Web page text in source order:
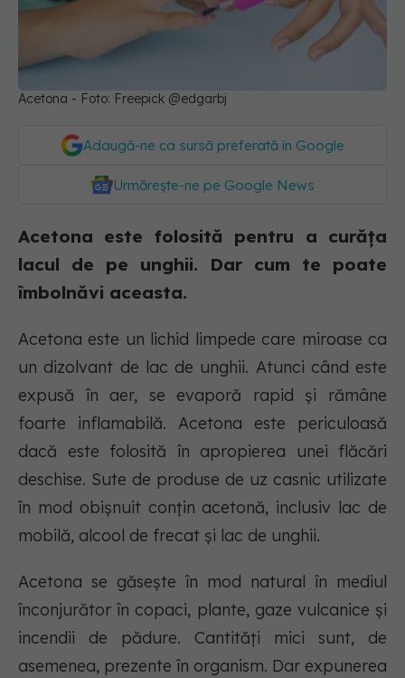
Acetona - Foto: Freepick @edgarbj
Adaugă-ne ca sursă preferată în Google
Urmărește-ne pe Google News
Acetona este folosită pentru a curăța
lacul de pe unghii. Dar cum te poate
îmbolnăvi aceasta.
Acetona este un lichid limpede care miroase ca
un dizolvant de lac de unghii. Atunci când este
expusă în aer, se evaporă rapid și rămâne
foarte inflamabilă. Acetona este periculoasă
dacă este folosită în apropierea unei flăcări
deschise. Sute de produse de uz casnic utilizate
în mod obișnuit conțin acetonă, inclusiv lac de
mobilă, alcool de frecat și lac de unghii.
Acetona se găsește în mod natural în mediul
înconjurător în copaci, plante, gaze vulcanice și
incendii de pădure. Cantități mici sunt, de
asemenea, prezente în organism. Dar expunerea